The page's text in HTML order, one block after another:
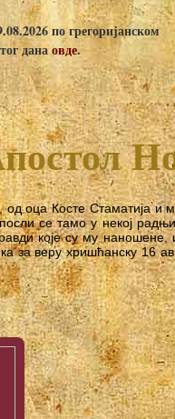
по грегоријанском
данаовде.
од оца Косте Стаматија и
се тамо у некој
које су му наношене,
за веру хришћанску 16